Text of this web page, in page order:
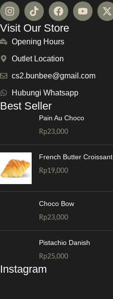
Visit Our Store
Opening Hours
Outlet Location
cs2.bunbee@gmail.com
Hubungi Whatsapp
Best Seller
Pain Au Choco
Rp23,000
French Butter Croissant
Rp19,000
Choco Bow
Rp23,000
Pistachio Danish
Rp25,000
Instagram